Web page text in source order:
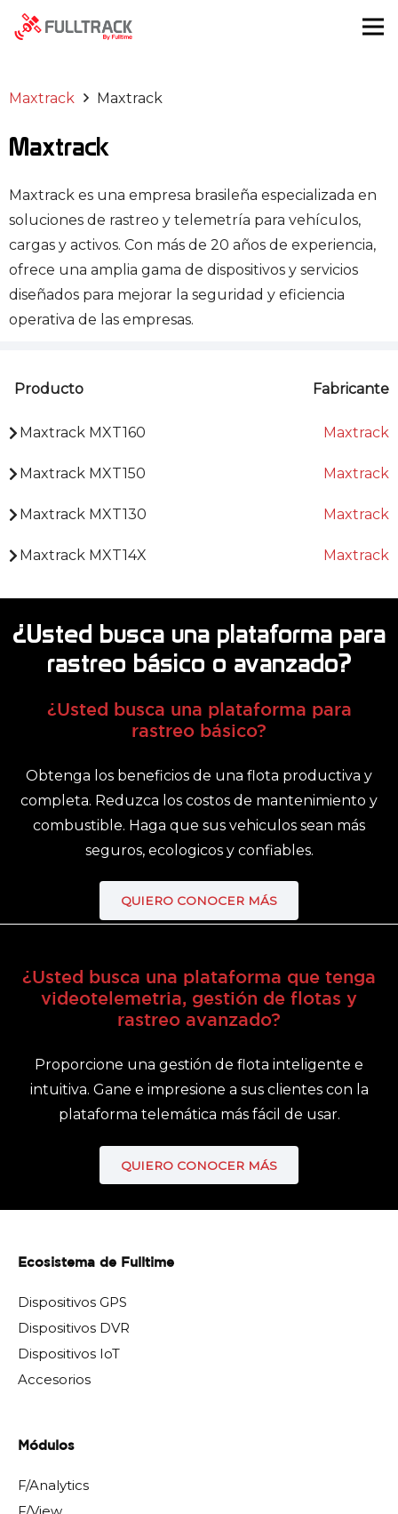
Maxtrack Maxtrack
Maxtrack
Maxtrack es una empresa brasileña especializada en
soluciones de rastreo y telemetría para vehículos,
cargas y activos. Con más de 20 años de experiencia,
ofrece una amplia gama de dispositivos y servicios
diseñados para mejorar la seguridad y eficiencia
operativa de las empresas.
Producto Fabricante
Maxtrack MXT160 Maxtrack
Maxtrack MXT150 Maxtrack
Maxtrack MXT130 Maxtrack
Maxtrack MXT14X Maxtrack
¿Usted busca una plataforma para
rastreo básico o avanzado?
¿Usted busca una plataforma para
rastreo básico?
Obtenga los beneficios de una flota productiva y
completa. Reduzca los costos de mantenimiento y
combustible. Haga que sus vehiculos sean más
seguros, ecologicos y confiables.
QUIERO CONOCER MÁS
¿Usted busca una plataforma que tenga
videotelemetria, gestión de flotas y
rastreo avanzado?
Proporcione una gestión de flota inteligente e
intuitiva. Gane e impresione a sus clientes con la
plataforma telemática más fácil de usar.
QUIERO CONOCER MÁS
Ecosistema de Fulltime
Dispositivos GPS
Dispositivos DVR
Dispositivos IoT
Accesorios
Módulos
F/Analytics